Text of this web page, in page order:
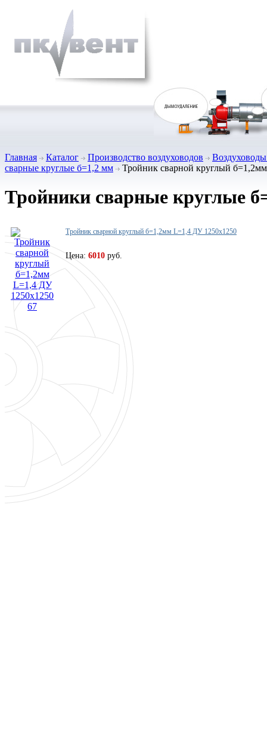
Главная Каталог Производство воздуховодов
сварные круглые б=1,2 мм
Тройник сварной круглый
Тройники сварные круглые
Тройник сварной круглый б=1,2мм L=1,4 ДУ 1250х1250
Цена: 6010 руб.